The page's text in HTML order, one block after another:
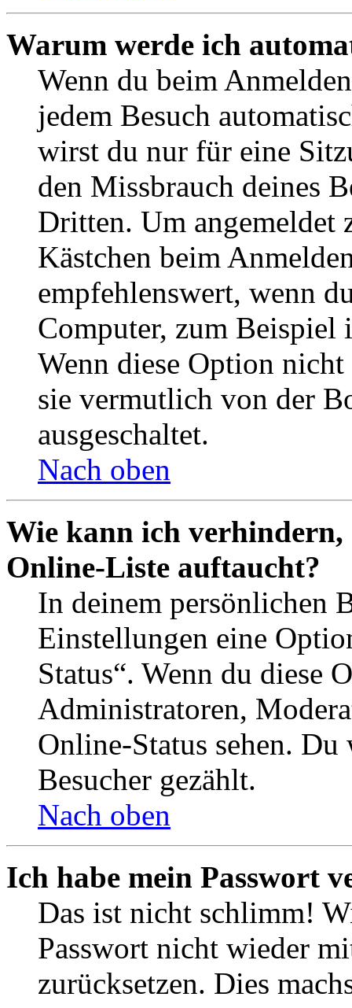
Warum werde ich
Wenn du beim
jedem Besuch
wirst du nur für eine
den Missbrauch deines
Dritten. Um angemeldet
Kästchen beim
empfehlenswert, wenn
Computer, zum Beispiel
Wenn diese Option
sie vermutlich von der
ausgeschaltet.
Nach oben
Wie kann ich verhindern,
Online-Liste auftaucht?
In deinem persönlichen
Einstellungen eine
Status“. Wenn du diese
Administratoren,
Online-Status sehen.
Besucher gezählt.
Nach oben
Ich habe mein Passwort
Das ist nicht schlimm!
Passwort nicht wieder
zurücksetzen. Dies